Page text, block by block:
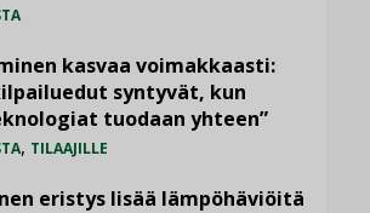
kasvaa voimakkaasti:
syntyvät, kun
tuodaan yhteen”
, TILAAJILLE
eristys lisää lämpöhäviöitä